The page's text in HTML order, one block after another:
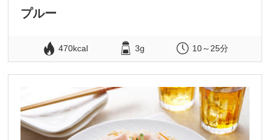
プルー
470kcal 3g 10～25分